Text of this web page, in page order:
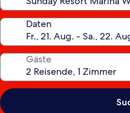
Daten
Gäste